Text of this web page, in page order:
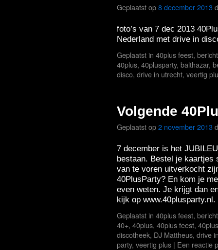
Geplaatst op8 december 2013
foto’s van 7 dec 2013
Nederland met drive in
Geplaatst in 40plus feest,
40plus, 40plusparty, balthazar,
disco, drive in utrecht, veertig
Volgende
Geplaatst op2 november 2013
7 december is het
bestaan. Bestel je kaartjes
van te voren uitverkocht
40PlusParty? En kom je
even weten. Je krijgt dan
kijk op www.40plusparty.nl.
Geplaatst in 40plus feest,
40+, 40plus, 40plus feest,
discotheek, DJ Mattheus, drive
party, veertig plus | Een reactie